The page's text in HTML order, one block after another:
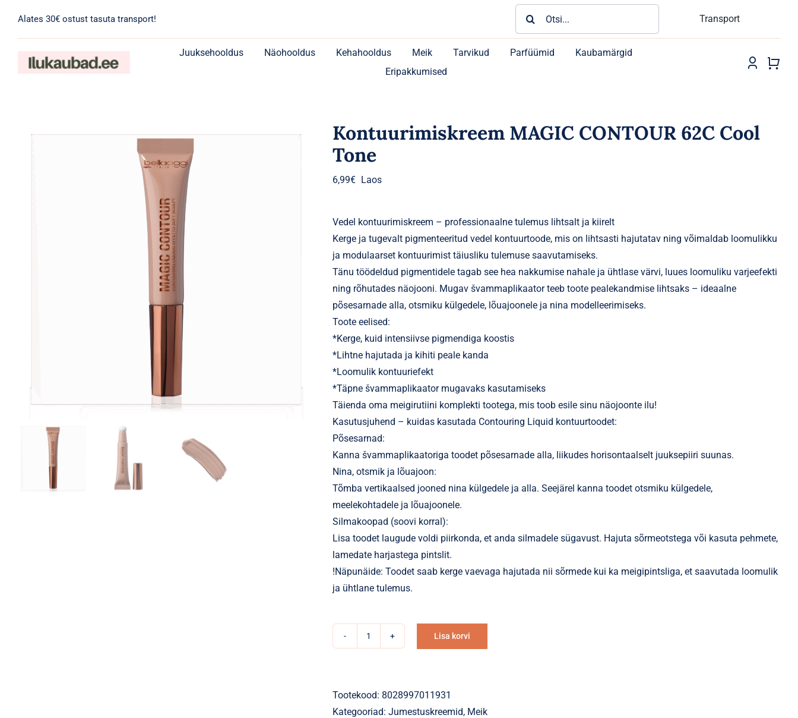
content
Alates 30€ ostust tasuta transport! Transport
Juuksehooldus Näohooldus Kehahooldus Meik Tarvikud Parfüümid
Kaubamärgid
Eripakkumised
Kontuurimiskreem MAGIC CONTOUR 62C Cool
Tone
6,99€ Laos
Vedel kontuurimiskreem – professionaalne tulemus lihtsalt ja kiirelt
Kerge ja tugevalt pigmenteeritud vedel kontuurtoode, mis on lihtsasti hajutatav ning võimaldab loomulikku
ja modulaarset kontuurimist täiusliku tulemuse saavutamiseks.
Tänu töödeldud pigmentidele tagab see hea nakkumise nahale ja ühtlase värvi, luues loomuliku varjeefekti
ning rõhutades näojooni. Mugav švammaplikaator teeb toote pealekandmise lihtsaks – ideaalne
põsesarnade alla, otsmiku külgedele, lõuajoonele ja nina modelleerimiseks.
Toote eelised:
*Kerge, kuid intensiivse pigmendiga koostis
*Lihtne hajutada ja kihiti peale kanda
*Loomulik kontuuriefekt
*Täpne švammaplikaator mugavaks kasutamiseks
Täienda oma meigirutiini komplekti tootega, mis toob esile sinu näojoonte ilu!
Kasutusjuhend – kuidas kasutada Contouring Liquid kontuurtoodet:
Põsesarnad:
Kanna švammaplikaatoriga toodet põsesarnade alla, liikudes horisontaalselt juuksepiiri suunas.
Nina, otsmik ja lõuajoon:
Tõmba vertikaalsed jooned nina külgedele ja alla. Seejärel kanna toodet otsmiku külgedele,
meelekohtadele ja lõuajoonele.
Silmakoopad (soovi korral):
Lisa toodet laugude voldi piirkonda, et anda silmadele sügavust. Hajuta sõrmeotstega või kasuta pehmete,
lamedate harjastega pintslit.
!Näpunäide: Toodet saab kerge vaevaga hajutada nii sõrmede kui ka meigipintsliga, et saavutada loomulik
ja ühtlane tulemus.
62C
Cool
Lisa korvi
Alternative:
Tootekood: 8028997011931
Kategooriad: Jumestuskreemid, Meik